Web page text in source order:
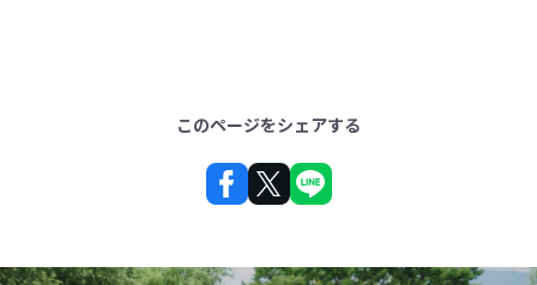
このページをシェアする